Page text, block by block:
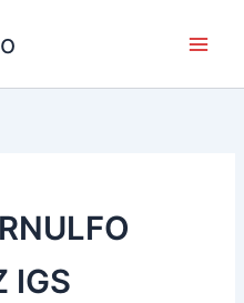
IGS